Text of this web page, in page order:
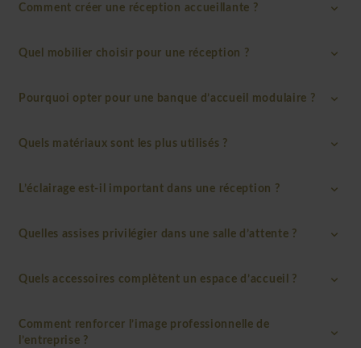
Comment créer une réception accueillante ?
Quel mobilier choisir pour une réception ?
Pourquoi opter pour une banque d’accueil modulaire ?
Quels matériaux sont les plus utilisés ?
L’éclairage est-il important dans une réception ?
Quelles assises privilégier dans une salle d’attente ?
Quels accessoires complètent un espace d’accueil ?
Comment renforcer l’image professionnelle de
l’entreprise ?